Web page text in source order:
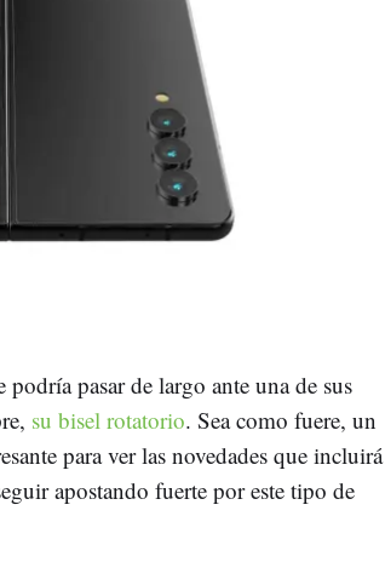
pasar de largo ante una de sus
su bisel rotatorio. Sea como fuere, un
para ver las novedades que incluirá
apostando fuerte por este tipo de